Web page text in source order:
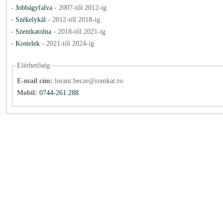
- Jobbágyfalva - 2007-től 2012-ig
- Székelykál - 2012-től 2018-ig
- Szentkatolna - 2018-től 2021-ig
- Kostelek - 2021-től 2024-ig
Elérhetőség
E-mail cím: lorant.becze@romkat.ro
Mobil: 0744-261.288